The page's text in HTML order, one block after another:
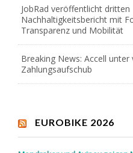
JobRad veröffentlicht dritten
Nachhaltigkeitsbericht mit
Transparenz und Mobilität
Breaking News: Accell
Zahlungsaufschub
EUROBIKE 2026